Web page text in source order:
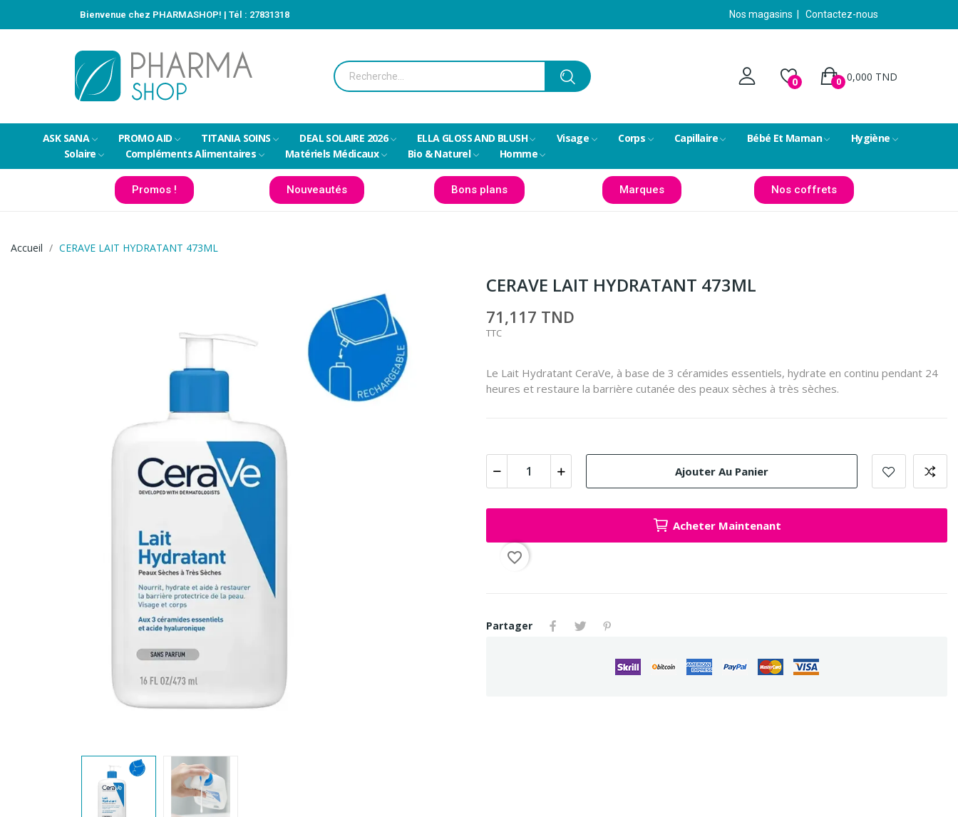
Bienvenue chez PHARMASHOP! | Tél : 27831318 Nos magasins Contactez-nous
0 0,000 TND
0
ASK SANA PROMO AID TITANIA SOINS DEAL SOLAIRE 2026 ELLA GLOSS AND BLUSH Visage Corps Capillaire Bébé Et Maman
Hygiène
Solaire
Compléments Alimentaires Matériels Médicaux Bio & Naturel Homme
Promos ! Nouveautés Bons plans Marques Nos coffrets
Accueil CERAVE LAIT HYDRATANT 473ML
CERAVE LAIT HYDRATANT 473ML
71,117 TND
TTC
Le Lait Hydratant CeraVe, à base de 3 céramides essentiels, hydrate en continu pendant 24
heures et restaure la barrière cutanée des peaux sèches à très sèches.
Ajouter Au Panier
Acheter Maintenant
favorite_border
Partager